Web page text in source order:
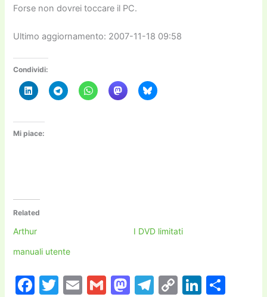
Forse non dovrei toccare il PC.
Ultimo aggiornamento: 2007-11-18 09:58
Condividi:
Mi piace:
Related
Arthur
I DVD limitati
manuali utente
F
T
E
G
M T
C
Li